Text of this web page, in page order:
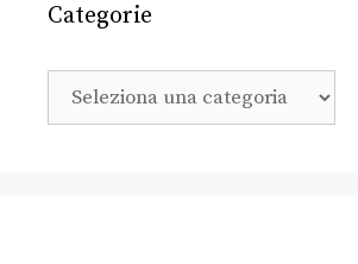
Categorie